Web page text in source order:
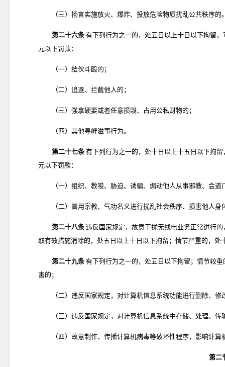
（三）扬言实施放火、爆炸、投放危险物质扰乱公共秩序的
第二十六条 有下列行为之一的，处五日以上十日以下拘留
元以下罚款：
（一）结伙斗殴的；
（二）追逐、拦截他人的；
（三）强拿硬要或者任意损毁、占用公私财物的；
（四）其他寻衅滋事行为。
第二十七条 有下列行为之一的，处十日以上十五日以下拘
元以下罚款：
（一）组织、教唆、胁迫、诱骗、煽动他人从事邪教、会
（二）冒用宗教、气功名义进行扰乱社会秩序、损害他人身
第二十八条 违反国家规定，故意干扰无线电业务正常进行
取有效措施消除的，处五日以上十日以下拘留；情节严重的，处
第二十九条 有下列行为之一的，处五日以下拘留；情节较
害的；
（二）违反国家规定，对计算机信息系统功能进行删除、
（三）违反国家规定，对计算机信息系统中存储、处理、
（四）故意制作、传播计算机病毒等破坏性程序，影响计
第二